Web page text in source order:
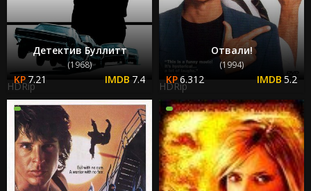
Детектив Буллитт
(1968)
7.21 7.4
HDRip
Отвали!
(1994)
6.312 5.2
HDRip